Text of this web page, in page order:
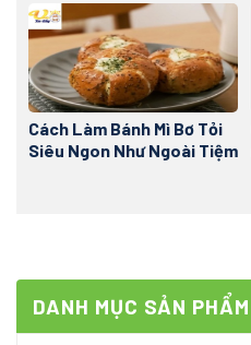
DANH MỤC SẢN PHẨM
Cách Làm Bánh Mì Bơ Tỏi
Siêu Ngon Như Ngoài Tiệm